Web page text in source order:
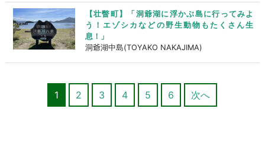
【壮瞥町】「洞爺湖に浮かぶ島に行ってみよ
う！エゾシカなどの野生動物もたくさん生
息！」
洞爺湖中島(TOYAKO NAKAJIMA)
1 2 3 4 5 6 次へ